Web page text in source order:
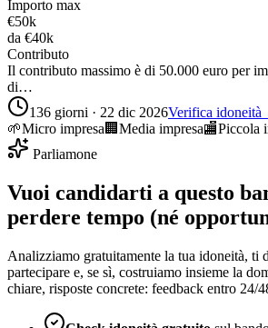
Importo max
€50k
da €40k
Contributo
Il contributo massimo è di 50.000 euro per
di…
136 giorni · 22 dic 2026Verifica
🌱Micro impresa 🏢 Media impresa🏬Piccola
Parliamone
Vuoi candidarti a questo
perdere tempo (né
Analizziamo gratuitamente la tua idoneità, ti
partecipare e, se sì, costruiamo insieme la
chiare, risposte concrete: feedback entro 24/